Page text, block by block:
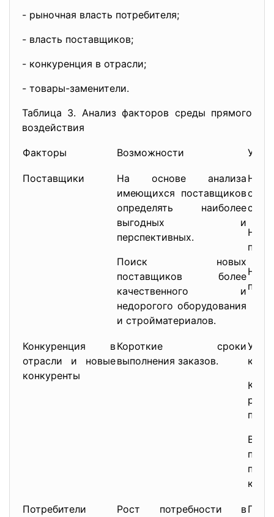
- рыночная власть потребителя;
- власть поставщиков;
- конкуренция в отрасли;
- товары-заменители.
Таблица 3. Анализ факторов среды прямого
воздействия
Факторы Возможности
Поставщики
На основе анализа
имеющихся поставщиков
определять наиболее
выгодных и
перспективных.
Поиск новых
поставщиков более
качественного и
недорогого оборудования
и стройматериалов.
Конкуренция в
отрасли и новые
конкуренты
Короткие сроки
выполнения заказов.
Потребители
Рост потребности в